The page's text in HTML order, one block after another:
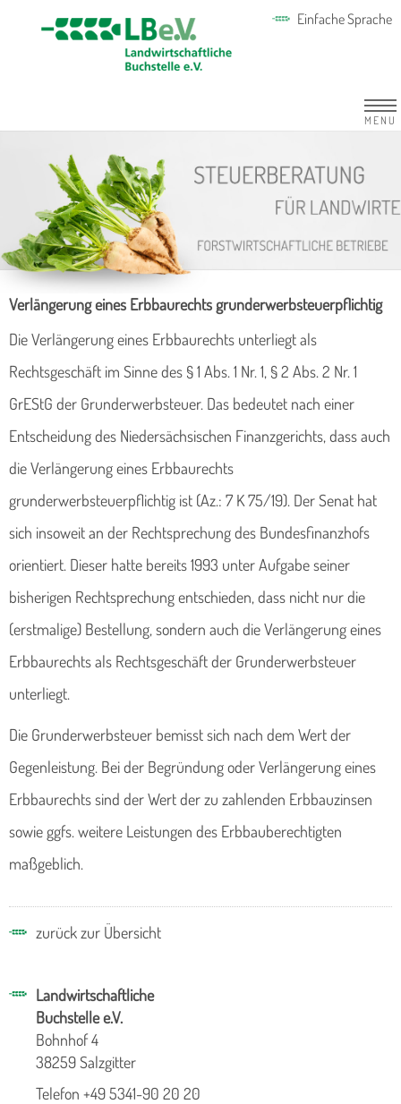
Einfache Sprache
MENU
Verlängerung eines Erbbaurechts grunderwerbsteuerpflichtig
Die Verlängerung eines Erbbaurechts unterliegt als
Rechtsgeschäft im Sinne des § 1 Abs. 1 Nr. 1, § 2 Abs. 2 Nr. 1
GrEStG der Grunderwerbsteuer. Das bedeutet nach einer
Entscheidung des Niedersächsischen Finanzgerichts, dass auch
die Verlängerung eines Erbbaurechts
grunderwerbsteuerpflichtig ist (Az.: 7 K 75/19). Der Senat hat
sich insoweit an der Rechtsprechung des Bundesfinanzhofs
orientiert. Dieser hatte bereits 1993 unter Aufgabe seiner
bisherigen Rechtsprechung entschieden, dass nicht nur die
(erstmalige) Bestellung, sondern auch die Verlängerung eines
Erbbaurechts als Rechtsgeschäft der Grunderwerbsteuer
unterliegt.
Die Grunderwerbsteuer bemisst sich nach dem Wert der
Gegenleistung. Bei der Begründung oder Verlängerung eines
Erbbaurechts sind der Wert der zu zahlenden Erbbauzinsen
sowie ggfs. weitere Leistungen des Erbbauberechtigten
maßgeblich.
zurück zur Übersicht
Landwirtschaftliche
Buchstelle e.V.
Bohnhof 4
38259 Salzgitter
Telefon +49 5341-90 20 20